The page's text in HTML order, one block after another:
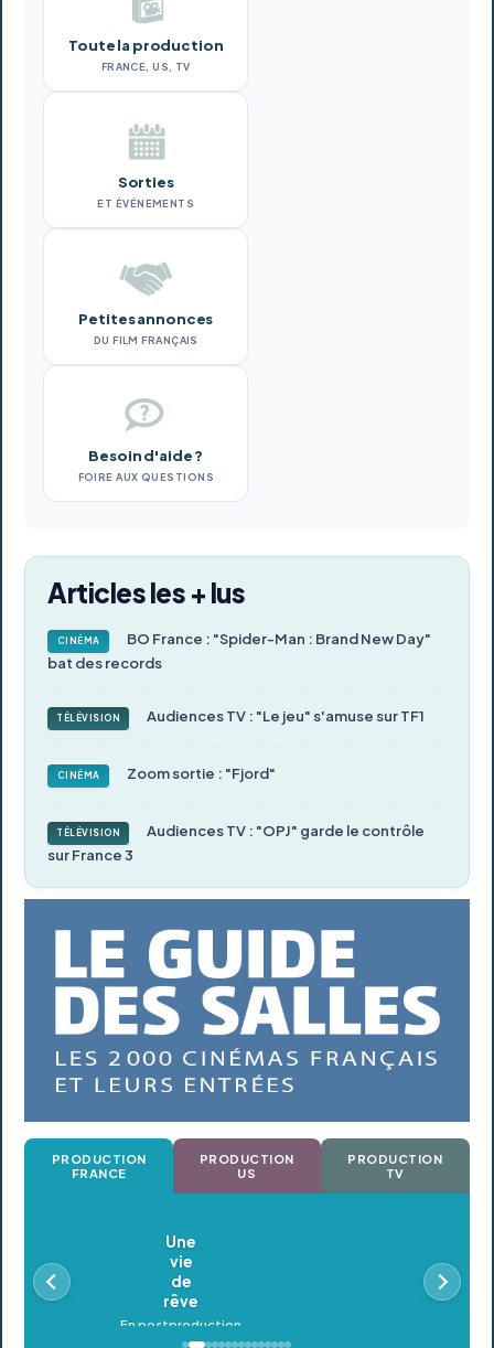
Toute la production
FRANCE, US, TV
Sorties
ET ÉVÉNEMENTS
Petites annonces
DU FILM FRANÇAIS
Besoin d'aide ?
FOIRE AUX QUESTIONS
Articles les + lus
CINÉMA
BO France : "Spider-Man : Brand New Day"
bat des records
TÉLÉVISION Audiences TV : "Le jeu" s'amuse sur TF1
CINÉMA Zoom sortie : "Fjord"
TÉLÉVISION
Audiences TV : "OPJ" garde le contrôle
sur France 3
PRODUCTION
FRANCE
PRODUCTION
US
PRODUCTION
TV
Oldeupe
En postproduction